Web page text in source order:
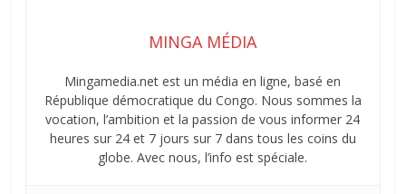
MINGA MÉDIA
Mingamedia.net est un média en ligne, basé en
République démocratique du Congo. Nous sommes la
vocation, l’ambition et la passion de vous informer 24
heures sur 24 et 7 jours sur 7 dans tous les coins du
globe. Avec nous, l’info est spéciale.